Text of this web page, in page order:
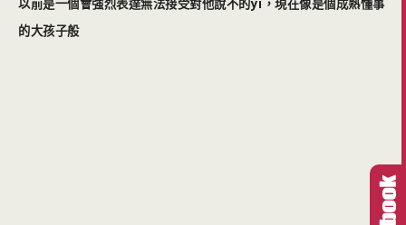
以前是一個會強烈表達無法接受對他說不的yi， 現在像是個成熟懂事
的大孩子般